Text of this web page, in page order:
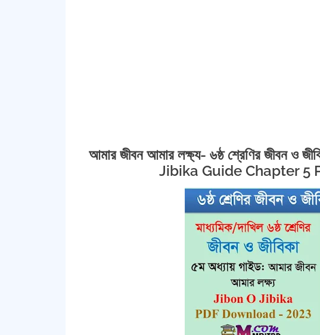
আমার জীবন আমার লক্ষ্য- ৬ষ্ঠ শ্রেণির জীবন ও
Jibika Guide Chapter 5